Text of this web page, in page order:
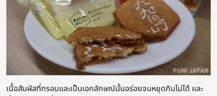
เนื้อสัมผัสที่กรอบและเป็นเอกลักษณ์นั้นอร่อยจนหยุดกินไม่ได้ และ